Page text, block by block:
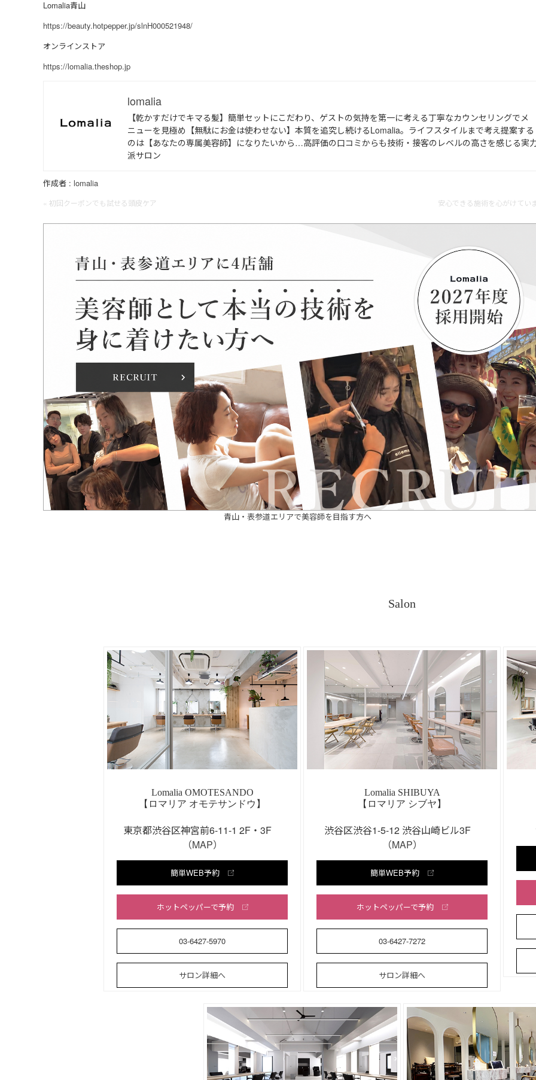
Lomalia青山
https://beauty.hotpepper.jp/slnH000521948/
オンラインストア
https://lomalia.theshop.jp
lomalia
【乾かすだけでキマる髪】簡単セットにこだわり、ゲストの気持を第一に考える丁寧なカウンセリングでメ
ニューを見極め【無駄にお金は使わせない】本質を追究し続けるLomalia。ライフスタイルまで考え提案する
のは【あなたの専属美容師】になりたいから…高評価の口コミからも技術・接客のレベルの高さを感じる実
派サロン
作成者 : lomalia
« 初回クーポンでも試せる頭皮ケア 安心できる施術を心がけてい
青山・表参道エリアで美容師を目指す方へ
Salon
Lomalia OMOTESANDO
【ロマリア オモテサンドウ】
東京都渋谷区神宮前6-11-1 2F・3F
（MAP）
簡単WEB予約
ホットペッパーで予約
03-6427-5970
サロン詳細へ
Lomalia SHIBUYA
【ロマリア シブヤ】
渋谷区渋谷1-5-12 渋谷山崎ビル3F
（MAP）
簡単WEB予約
ホットペッパーで予約
03-6427-7272
サロン詳細へ